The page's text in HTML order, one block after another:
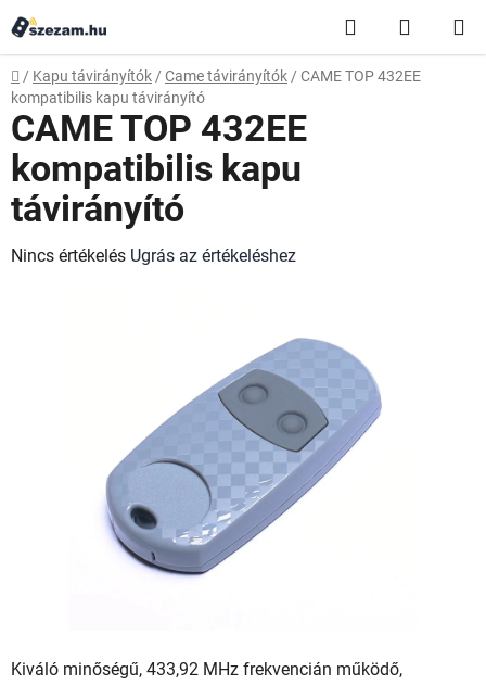
fő
tartalomhoz
KeresésKOSÁR
Kezdőlap
/ Kapu távirányítók / Came távirányítók / CAME TOP 432EE
kompatibilis kapu távirányító
Kiváló minőségű, 433,92 MHz frekvencián működő,
CAME TOP 432EE
kompatibilis kapu
távirányító
A
Nincs értékelés Ugrás az értékeléshez